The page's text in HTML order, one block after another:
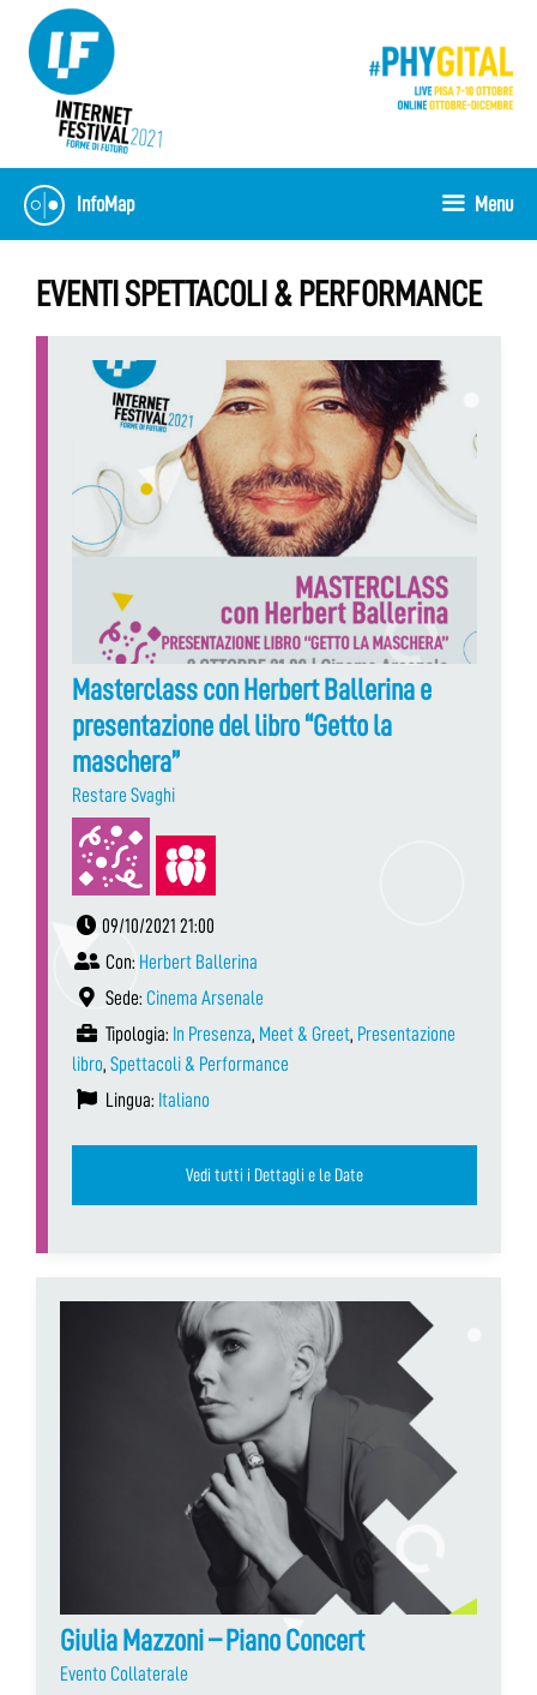
contenuto
InfoMap Menu
EVENTI SPETTACOLI & PERFORMANCE
Masterclass con Herbert Ballerina e
presentazione del libro “Getto la
maschera”
Restare Svaghi
09/10/2021 21:00
Con: Herbert Ballerina
Sede: Cinema Arsenale
Tipologia: In Presenza, Meet & Greet, Presentazione
libro, Spettacoli & Performance
Lingua: Italiano
Vedi tutti i Dettagli e le Date
Giulia Mazzoni – Piano Concert
Evento Collaterale